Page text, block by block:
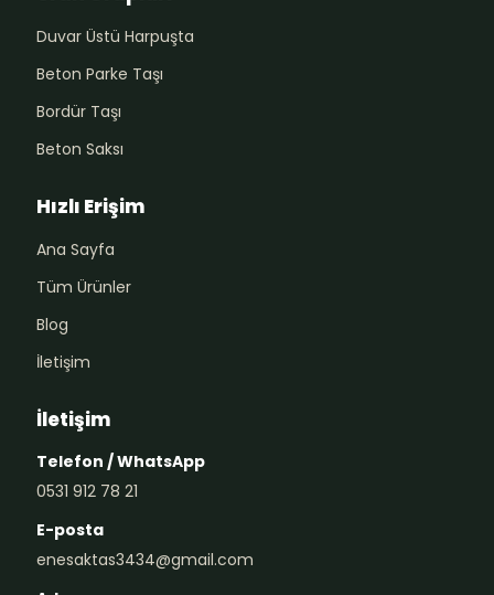
Duvar Üstü Harpuşta
Beton Parke Taşı
Bordür Taşı
Beton Saksı
Hızlı Erişim
Ana Sayfa
Tüm Ürünler
Blog
İletişim
İletişim
Telefon / WhatsApp
0531 912 78 21
E-posta
enesaktas3434@gmail.com